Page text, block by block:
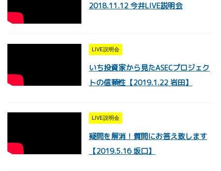
2018.11.12 今井LIVE説明会
LIVE説明会
いち投資家から見たASECプロジェク
トの信頼性【2019.1.22 岩田】
LIVE説明会
疑問を解消！質問にお答え致します
【2019.5.16 坂口】